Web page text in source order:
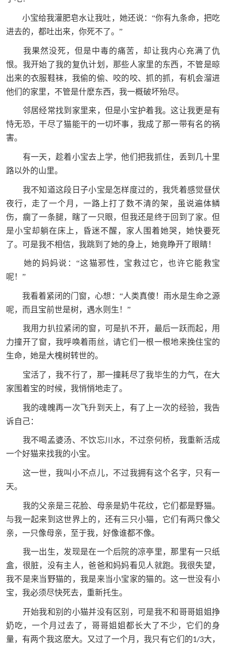
小宝给我灌肥皂水让我吐，她还说：“你有九条命，把吃
进去的，都吐出来，你死不了。”
我果然没死，但是中毒的痛苦，却让我内心充满了仇
恨。我开始了我的复仇计划，那些人家里的东西，不管是晾
出来的衣服鞋袜，我偷的偷、咬的咬、抓的抓，有机会溜进
他们的家里，不管是什麽东西，我一概破坏殆尽。
邻居经常找到家里来，但是小宝护着我。这让我更是有
恃无恐，干尽了猫能干的一切坏事，我成了那一带有名的祸
害。
有一天，趁着小宝去上学，他们把我抓住，丢到几十里
路以外的山里。
我不知道这段日子小宝是怎样度过的，我凭着感觉昼伏
夜行，走了一个月，一路上打了数不清的架，虽说遍体鳞
伤，瘸了一条腿，瞎了一只眼，但我还是终于回到了家。但
是小宝却躺在床上，昏迷不醒，家人围着她哭，她快要死
了。可是我不相信，我跳到了她的身上，她竟睁开了眼睛！
她的妈妈说：“这猫邪性，宝救过它，也许它能救宝
呢！”
我看着紧闭的门窗，心想：“人类真傻！雨水是生命之源
呢，而且宝前世是树，遇水则生！”
我用力扒拉紧闭的窗，可是扒不开，最后一跃而起，用
力撞开了窗，我呼唤着雨丝，请它们一根一根地来挽住宝的
生命，她是大槐树转世的。
宝活了，我不行了，那一撞耗尽了我毕生的力气，在大
家围着宝的时候，我悄悄地走了。
我的魂魄再一次飞升到天上，有了上一次的经验，我告
诉自己：
我不喝孟婆汤、不饮忘川水，不过奈何桥，我重新活成
一个好猫来找我的小宝。
这一世，我叫小不点儿，不过我拥有这个名字，只有一
天。
我的父亲是三花脸、母亲是奶牛花纹，它们都是野猫。
与我一起来到这世界上的，还有三只小猫，它们有两只像父
亲，一只像母亲，至于我，好像谁都不像。
我一出生，发现是在一个后院的凉亭里，那里有一只纸
盒，很脏，没有主人，爸爸和妈妈看见人就跑。我很失望，
我不是来当野猫的，我是来当小宝家的猫的。这一世没有小
宝，我必须尽快死去，重新托生。
开始我和别的小猫并没有区别，可是我不和哥哥姐姐挣
奶吃，一个月过去了，哥哥姐姐都长大了不少，它们的身
量，有两个我这麽大。又过了一个月，我只有它们的1/3大，